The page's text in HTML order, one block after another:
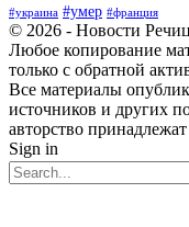
#украина #умер #франция
© 2026 - Новости
Любое копирование
только с обратной
Все материалы
источников и других
авторство
Sign in